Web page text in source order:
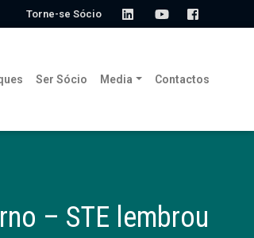
Torne-se Sócio
Ser Sócio Media Contactos
– STE lembrou